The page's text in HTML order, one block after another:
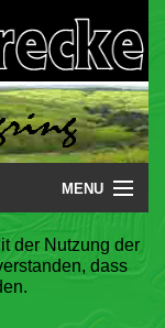
MENU
der Nutzung der
dass